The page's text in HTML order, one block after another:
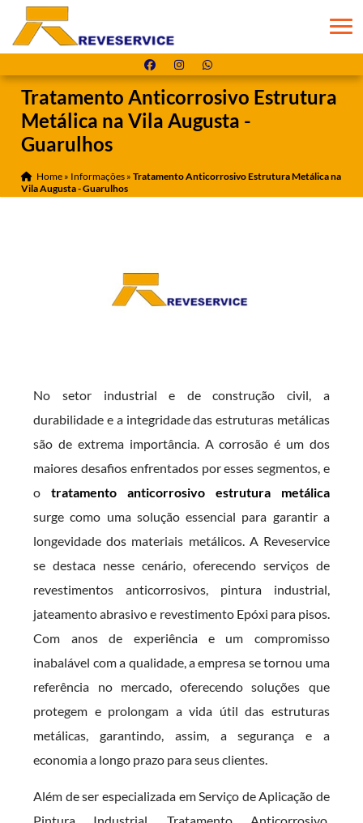
Tratamento Anticorrosivo Estrutura
Metálica na Vila Augusta -
Guarulhos
Home » Informações »Tratamento Anticorrosivo Estrutura Metálica na
Vila Augusta - Guarulhos
No setor industrial e de construção civil, a
durabilidade e a integridade das estruturas metálicas
são de extrema importância. A corrosão é um dos
maiores desafios enfrentados por esses segmentos, e
otratamento anticorrosivo estrutura metálica
surge como uma solução essencial para garantir a
longevidade dos materiais metálicos. A Reveservice
se destaca nesse cenário, oferecendo serviços de
revestimentos anticorrosivos, pintura industrial,
jateamento abrasivo e revestimento Epóxi para pisos.
Com anos de experiência e um compromisso
inabalável com a qualidade, a empresa se tornou uma
referência no mercado, oferecendo soluções que
protegem e prolongam a vida útil das estruturas
metálicas, garantindo, assim, a segurança e a
economia a longo prazo para seus clientes.
Além de ser especializada em Serviço de Aplicação de